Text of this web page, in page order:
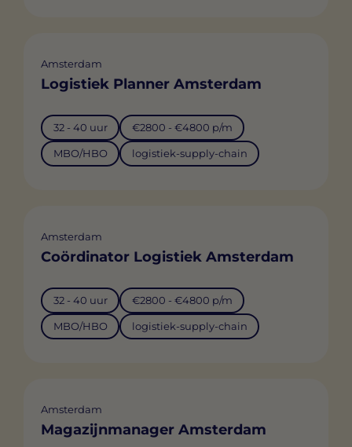
Amsterdam
Logistiek Planner Amsterdam
32 - 40 uur €2800 - €4800 p/m
MBO/HBO logistiek-supply-chain
Amsterdam
Coördinator Logistiek Amsterdam
32 - 40 uur €2800 - €4800 p/m
MBO/HBO logistiek-supply-chain
Amsterdam
Magazijnmanager Amsterdam